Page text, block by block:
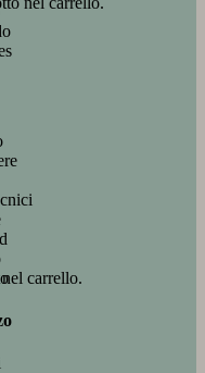
carrello.